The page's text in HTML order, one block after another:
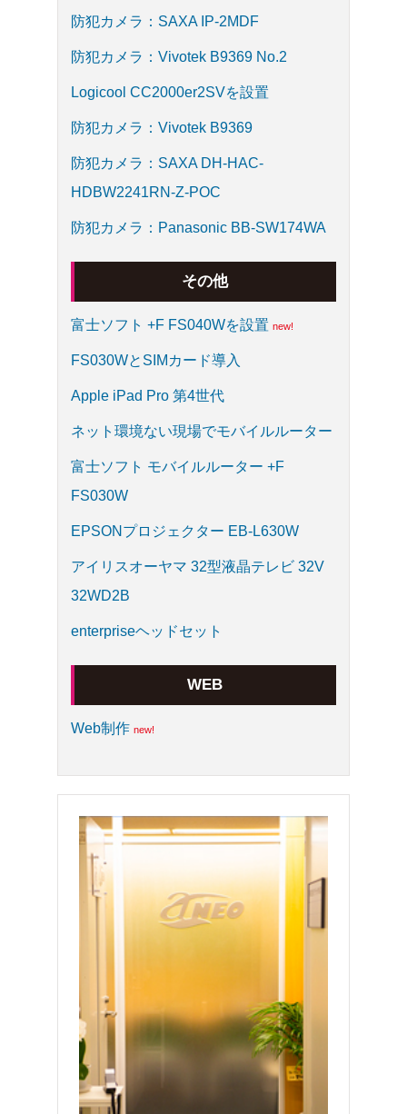
防犯カメラ：SAXA IP-2MDF
防犯カメラ：Vivotek B9369 No.2
Logicool CC2000er2SVを設置
防犯カメラ：Vivotek B9369
防犯カメラ：SAXA DH-HAC-
HDBW2241RN-Z-POC
防犯カメラ：Panasonic BB-SW174WA
その他
富士ソフト +F FS040Wを設置
FS030WとSIMカード導入
Apple iPad Pro 第4世代
ネット環境ない現場でモバイルルーター
富士ソフト モバイルルーター +F
FS030W
EPSONプロジェクター EB-L630W
アイリスオーヤマ 32型液晶テレビ 32V
32WD2B
enterpriseヘッドセット
WEB
Web制作